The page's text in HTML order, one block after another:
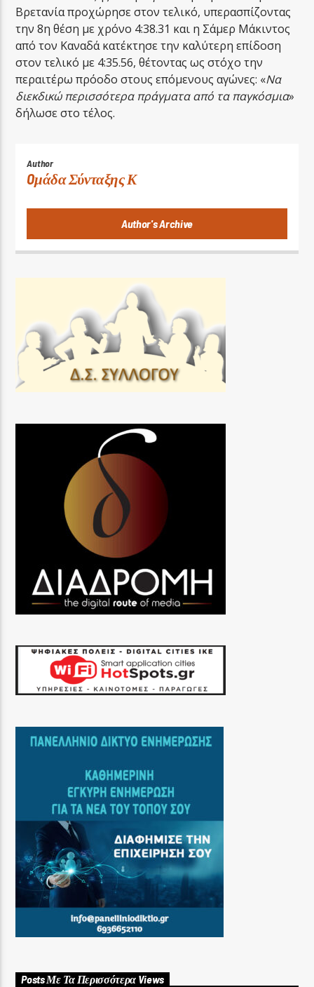
Βρετανία προχώρησε στον τελικό, υπερασπίζοντας
την 8η θέση με χρόνο 4:38.31 και η Σάμερ Μάκιντος
από τον Καναδά κατέκτησε την καλύτερη επίδοση
στον τελικό με 4:35.56, θέτοντας ως στόχο την
περαιτέρω πρόοδο στους επόμενους αγώνες: «Να
διεκδικώ περισσότερα πράγματα από τα παγκόσμια»
δήλωσε στο τέλος.
Author
Oμάδα Σύνταξης Κ
Author's Archive
Posts Με Τα Περισσότερα Views